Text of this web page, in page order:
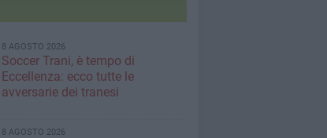
8 AGOSTO 2026
Soccer Trani, è tempo di
Eccellenza: ecco tutte le
avversarie dei tranesi
8 AGOSTO 2026